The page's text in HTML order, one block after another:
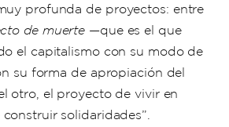
profunda de proyectos: entre
de muerte —que es el que
el capitalismo con su modo de
su forma de apropiación del
otro, el proyecto de vivir en
solidaridades”.